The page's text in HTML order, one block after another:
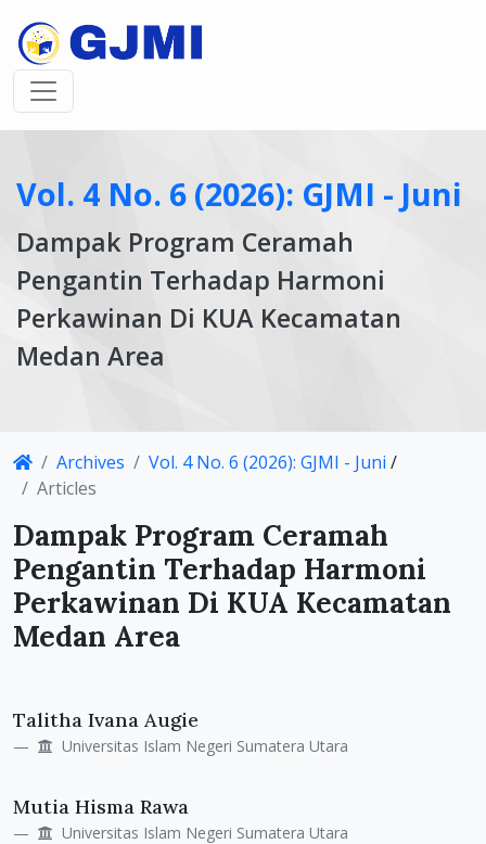
Vol. 4 No. 6 (2026): GJMI - Juni
Dampak Program Ceramah
Pengantin Terhadap Harmoni
Perkawinan Di KUA Kecamatan
Medan Area
DetailsArchives Vol. 4 No. 6 (2026): GJMI - Juni /
Articles
Dampak Program Ceramah
Pengantin Terhadap Harmoni
Perkawinan Di KUA Kecamatan
Medan Area
Article
Content
Talitha Ivana Augie
Universitas Islam Negeri Sumatera Utara
Mutia Hisma Rawa
Universitas Islam Negeri Sumatera Utara